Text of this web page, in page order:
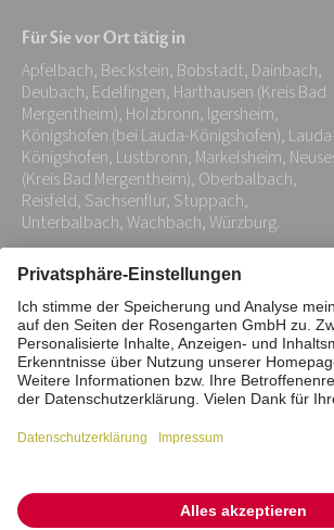
Adresse:
*
Für Sie vor Ort tätig in
Apfelbach, Beckstein, Bobstadt, Dainbach,
Deubach, Edelfingen, Harthausen (Kreis Bad
Mergentheim), Holzbronn, Igersheim,
Königshofen (bei Lauda-Königshofen),
Königshofen, Lustbronn, Markelsheim,
(Kreis Bad Mergentheim), Oberbalbach,
Reisfeld, Sachsenflur, Stuppach,
Unterbalbach, Wachbach, Würzburg.
Impressum Datenschutz
Stiftung
Interne Meldestelle
Zahlungsmittel
Barrierefreiheitserklärung
Vertrag